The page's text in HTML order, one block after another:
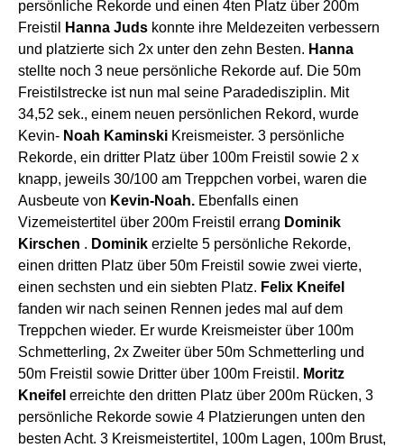
persönliche Rekorde und einen 4ten Platz über 200m
Freistil
Hanna Juds konnte ihre Meldezeiten verbessern
und platzierte sich 2x unter den zehn Besten. Hanna
stellte noch 3 neue persönliche Rekorde auf. Die 50m
Freistilstrecke ist nun mal seine Paradedisziplin. Mit
34,52 sek., einem neuen persönlichen Rekord, wurde
Kevin- Noah Kaminski Kreismeister. 3 persönliche
Rekorde, ein dritter Platz über 100m Freistil sowie 2 x
knapp, jeweils 30/100 am Treppchen vorbei, waren die
Ausbeute von Kevin-Noah. Ebenfalls einen
Vizemeistertitel über 200m Freistil errang Dominik
Kirschen . Dominik erzielte 5 persönliche Rekorde,
einen dritten Platz über 50m Freistil sowie zwei vierte,
einen sechsten und ein siebten Platz. Felix Kneifel
fanden wir nach seinen Rennen jedes mal auf dem
Treppchen wieder. Er wurde Kreismeister über 100m
Schmetterling, 2x Zweiter über 50m Schmetterling und
50m Freistil sowie Dritter über 100m Freistil. Moritz
Kneifel erreichte den dritten Platz über 200m Rücken, 3
persönliche Rekorde sowie 4 Platzierungen unten den
besten Acht. 3 Kreismeistertitel, 100m Lagen, 100m Brust,